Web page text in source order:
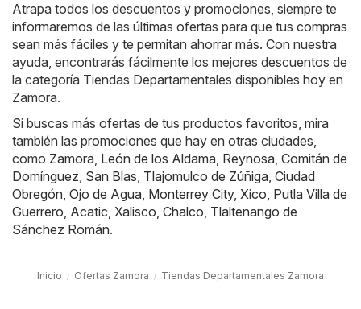
Atrapa todos los descuentos y promociones, siempre te
informaremos de las últimas ofertas para que tus compras
sean más fáciles y te permitan ahorrar más. Con nuestra
ayuda, encontrarás fácilmente los mejores descuentos de
la categoría Tiendas Departamentales disponibles hoy en
Zamora.
Si buscas más ofertas de tus productos favoritos, mira
también las promociones que hay en otras ciudades,
como Zamora, León de los Aldama, Reynosa, Comitán de
Domínguez, San Blas, Tlajomulco de Zúñiga, Ciudad
Obregón, Ojo de Agua, Monterrey City, Xico, Putla Villa de
Guerrero, Acatic, Xalisco, Chalco, Tlaltenango de
Sánchez Román.
Inicio Ofertas Zamora Tiendas Departamentales Zamora